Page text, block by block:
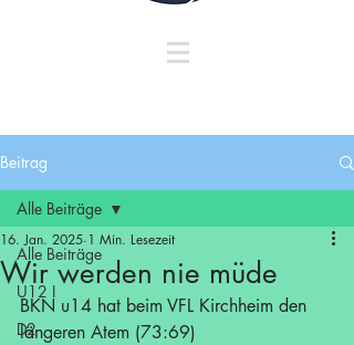
Beitrag
Alle Beiträge
U12 I
D2
Alle Beiträge
Wir werden nie müde
16. Jan. 2025 1 Min. Lesezeit
BKN u14 hat beim VFL Kirchheim den
längeren Atem (73:69)